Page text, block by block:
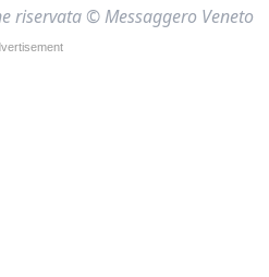
riservata © Messaggero Veneto